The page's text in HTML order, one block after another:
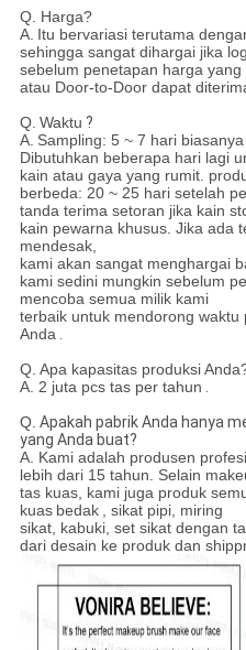
Q. Harga?
A. Itu bervariasi terutama
sehingga sangat dihargai jika
sebelum penetapan harga yang
atau Door-to-Door dapat
Q. Waktu ?
A. Sampling: 5 ~ 7 hari
Dibutuhkan beberapa hari lagi
kain atau gaya yang rumit.
berbeda: 20 ~ 25 hari setelah
tanda terima setoran jika kain
kain pewarna khusus. Jika ada
mendesak,
kami akan sangat menghargai
kami sedini mungkin sebelum
mencoba semua milik kami
terbaik untuk mendorong
Anda.
Q. Apa kapasitas produksi
A. 2 juta pcs tas per tahun .
Q. Apakah pabrik Anda hanya
yang Anda buat?
A. Kami adalah produsen
lebih dari 15 tahun. Selain
tas kuas, kami juga produk
kuas bedak , sikat pipi, miring
sikat, kabuki, set sikat dengan
dari desain ke produk dan